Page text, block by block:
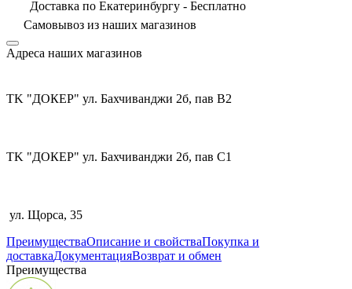
Доставка по Екатеринбургу - Бесплатно
Самовывоз из наших магазинов
Адреса наших магазинов
TK "ДОКЕР" ул. Бахчиванджи 2б, пав В2
TK "ДОКЕР" ул. Бахчиванджи 2б, пав С1
ул. Щорса, 35
ПреимуществаОписание и свойстваПокупка и
доставкаДокументацияВозврат и обмен
Преимущества